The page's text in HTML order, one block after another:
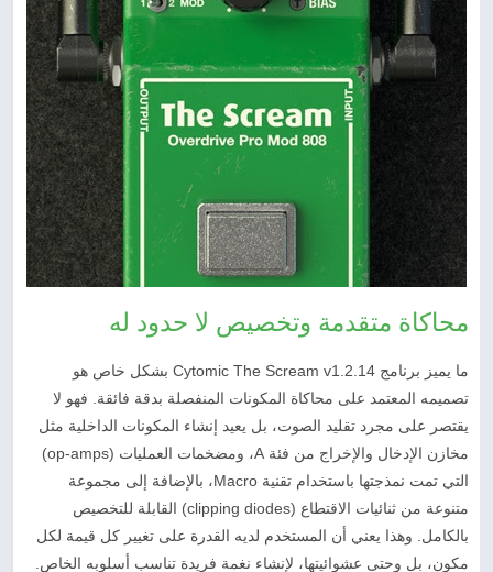
محاكاة متقدمة وتخصيص لا حدود له
ما يميز برنامج Cytomic The Scream v1.2.14 بشكل خاص هو
تصميمه المعتمد على محاكاة المكونات المنفصلة بدقة فائقة. فهو لا
يقتصر على مجرد تقليد الصوت، بل يعيد إنشاء المكونات الداخلية مثل
مخازن الإدخال والإخراج من فئة A، ومضخمات العمليات (op-amps)
التي تمت نمذجتها باستخدام تقنية Macro، بالإضافة إلى مجموعة
متنوعة من ثنائيات الاقتطاع (clipping diodes) القابلة للتخصيص
بالكامل. وهذا يعني أن المستخدم لديه القدرة على تغيير كل قيمة لكل
مكون، بل وحتى عشوائيتها، لإنشاء نغمة فريدة تناسب أسلوبه الخاص.